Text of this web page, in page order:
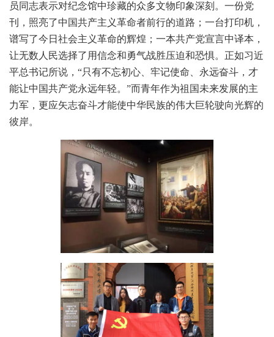
员同志表示对纪念馆中珍藏的众多文物印象深刻。一份党
刊，照亮了中国共产主义革命者前行的道路；一台打印机，
谱写了今日社会主义革命的辉煌；一本共产党宣言中译本，
让无数人民选择了用信念和勇气战胜压迫和恐惧。正如习近
平总书记所说，“只有不忘初心、牢记使命、永远奋斗，才
能让中国共产党永远年轻。”而青年作为祖国未来发展的主
力军，更应矢志奋斗才能使中华民族的伟大巨轮驶向光辉的
彼岸。